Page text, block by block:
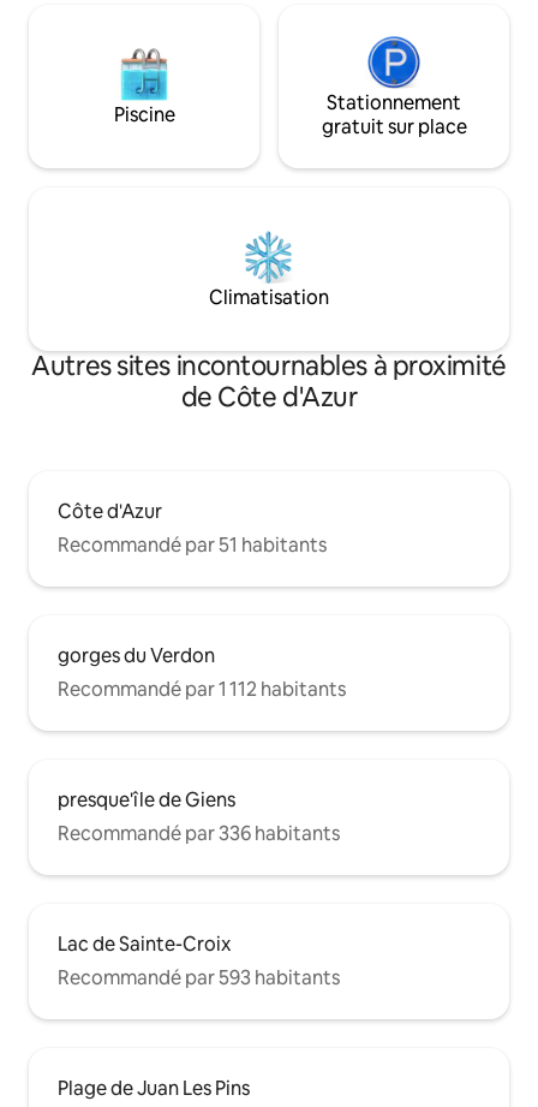
Piscine
Stationnement
gratuit sur place
Climatisation
Autres sites incontournables à proximité
de Côte d'Azur
Côte d'Azur
Recommandé par 51 habitants
gorges du Verdon
Recommandé par 1 112 habitants
presque'île de Giens
Recommandé par 336 habitants
Lac de Sainte-Croix
Recommandé par 593 habitants
Plage de Juan Les Pins